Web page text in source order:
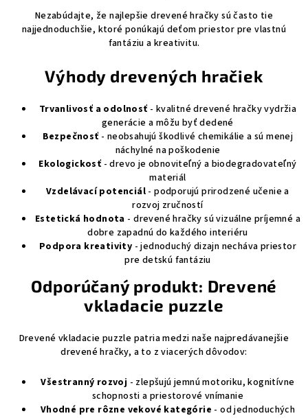
Nezabúdajte, že najlepšie drevené hračky sú často tie
najjednoduchšie, ktoré ponúkajú deťom priestor pre vlastnú
fantáziu a kreativitu.
Výhody drevených hračiek
Trvanlivosť a odolnosť - kvalitné drevené hračky vydržia
generácie a môžu byť dedené
Bezpečnosť - neobsahujú škodlivé chemikálie a sú menej
náchylné na poškodenie
Ekologickosť - drevo je obnoviteľný a biodegradovateľný
materiál
Vzdelávací potenciál - podporujú prirodzené učenie a
rozvoj zručností
Estetická hodnota - drevené hračky sú vizuálne príjemné a
dobre zapadnú do každého interiéru
Podpora kreativity - jednoduchý dizajn necháva priestor
pre detskú fantáziu
Odporúčaný produkt: Drevené
vkladacie puzzle
Drevené vkladacie puzzle patria medzi naše najpredávanejšie
drevené hračky, a to z viacerých dôvodov:
Všestranný rozvoj - zlepšujú jemnú motoriku, kognitívne
schopnosti a priestorové vnímanie
Vhodné pre rôzne vekové kategórie - od jednoduchých